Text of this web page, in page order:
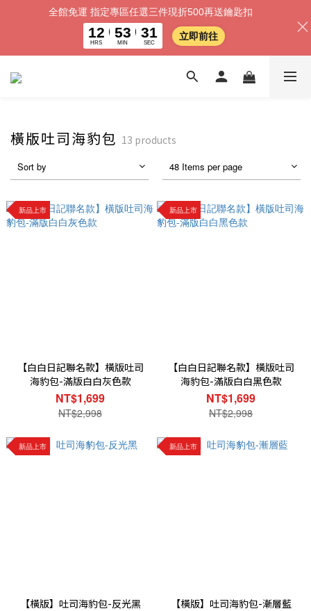
橫版吐司海豹包 13 products
Sort by 48 Items per page
新品上市
【白白日記聯名款】橫版吐司
海豹包-滿版白白灰色款
NT$1,699
NT$2,998
新品上市
【白白日記聯名款】橫版吐司
海豹包-滿版白白黑色款
NT$1,699
NT$2,998
新品上市
【橫版】吐司海豹包-反光黑
新品上市
【橫版】吐司海豹包-漸層藍
全館免運 指定專區任選三件現折500再送鑰匙扣
12
HRS
53
MIN
31
SEC
立即前往